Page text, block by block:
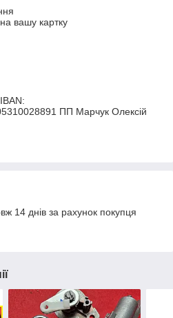
вашу картку
ПП Марчук Олексій
14 днів за рахунок покупця